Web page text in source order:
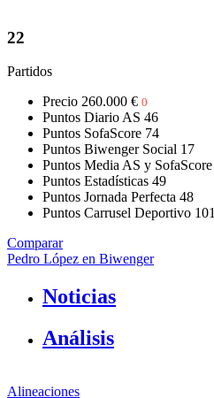
22
Partidos
Precio 260.000 € 0
Puntos Diario AS 46
Puntos SofaScore 74
Puntos Biwenger Social 17
Puntos Media AS y SofaScore
Puntos Estadísticas 49
Puntos Jornada Perfecta 48
Puntos Carrusel Deportivo 101
Comparar
Pedro López en Biwenger
Noticias
Análisis
Alineaciones